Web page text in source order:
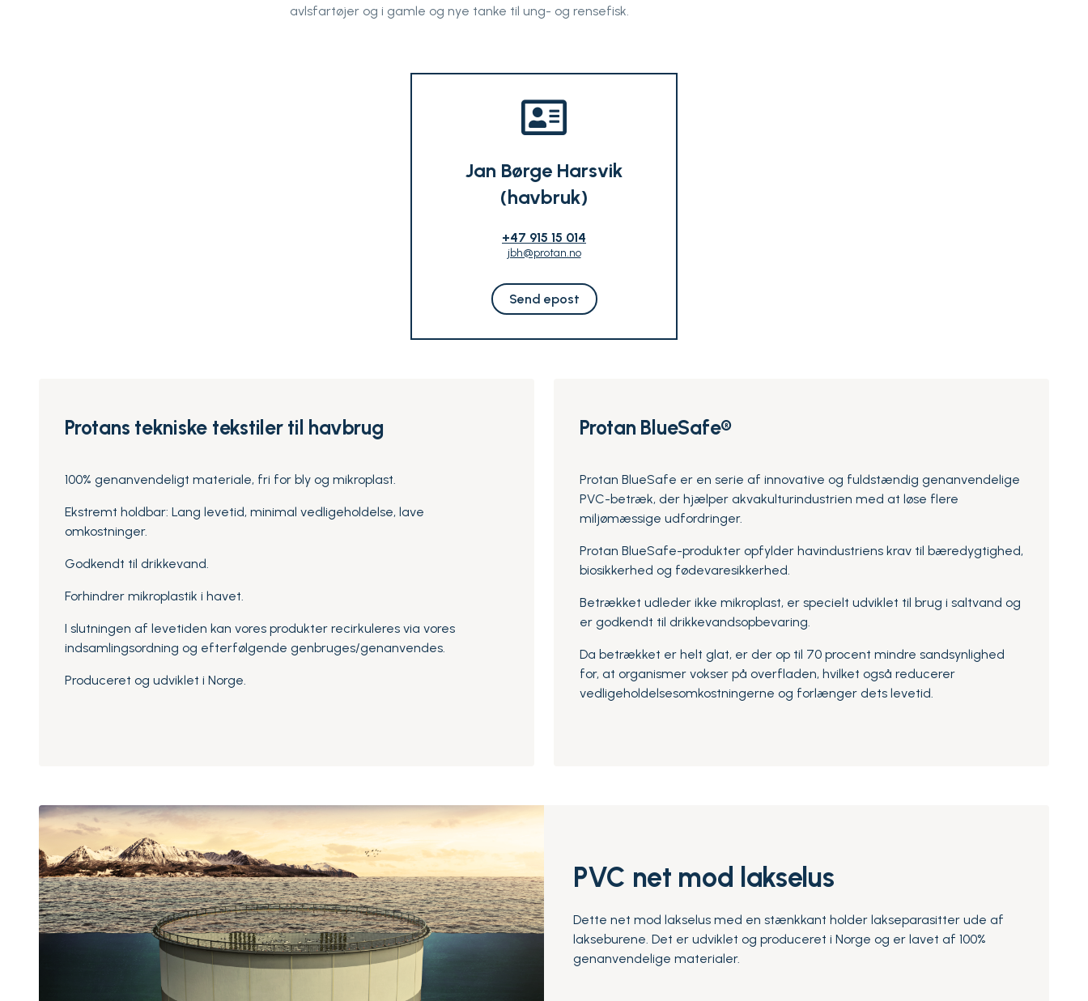
avlsfartøjer og i gamle og nye tanke til ung- og rensefisk.
Jan Børge Harsvik
(havbruk)
+47 915 15 014
jbh@protan.no
Send epost
Protans tekniske tekstiler til havbrug
100% genanvendeligt materiale, fri for bly og mikroplast.
Ekstremt holdbar: Lang levetid, minimal vedligeholdelse, lave
omkostninger.
Godkendt til drikkevand.
Forhindrer mikroplastik i havet.
I slutningen af levetiden kan vores produkter recirkuleres via vores
indsamlingsordning og efterfølgende genbruges/genanvendes.
Produceret og udviklet i Norge.
Protan BlueSafe®
Protan BlueSafe er en serie af innovative og fuldstændig genanvendelige
PVC-betræk, der hjælper akvakulturindustrien med at løse flere
miljømæssige udfordringer.
Protan BlueSafe-produkter opfylder havindustriens krav til bæredygtighed,
biosikkerhed og fødevaresikkerhed.
Betrækket udleder ikke mikroplast, er specielt udviklet til brug i saltvand og
er godkendt til drikkevandsopbevaring.
Da betrækket er helt glat, er der op til 70 procent mindre sandsynlighed
for, at organismer vokser på overfladen, hvilket også reducerer
vedligeholdelsesomkostningerne og forlænger dets levetid.
PVC net mod lakselus
Dette net mod lakselus med en stænkkant holder lakseparasitter ude af
lakseburene. Det er udviklet og produceret i Norge og er lavet af 100%
genanvendelige materialer.